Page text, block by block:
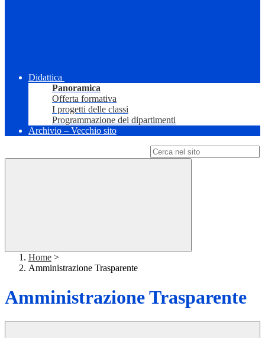
Didattica
Panoramica
Offerta formativa
I progetti delle classi
Programmazione dei dipartimenti
Archivio – Vecchio sito
Home >
Amministrazione Trasparente
Amministrazione Trasparente